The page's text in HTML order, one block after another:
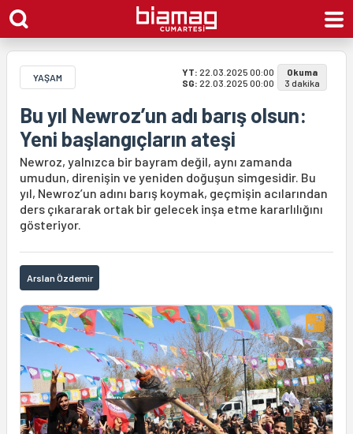
YAŞAM YT: 22.03.2025 00:00
SG: 22.03.2025 00:00
Okuma
3 dakika
Bu yıl Newroz’un adı barış olsun:
Yeni başlangıçların ateşi
Newroz, yalnızca bir bayram değil, aynı zamanda
umudun, direnişin ve yeniden doğuşun simgesidir. Bu
yıl, Newroz’un adını barış koymak, geçmişin acılarından
ders çıkararak ortak bir gelecek inşa etme kararlılığını
gösteriyor.
Arslan Özdemir